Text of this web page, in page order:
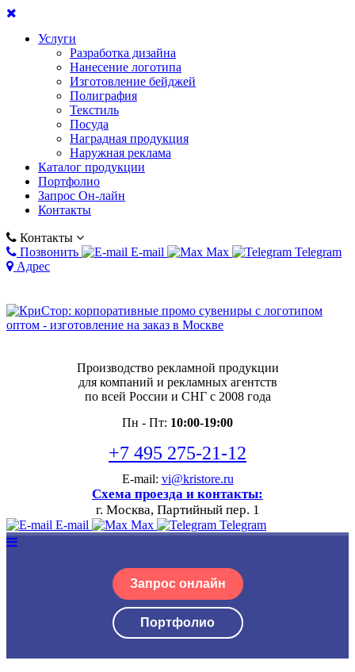
Услуги
Разработка дизайна
Нанесение логотипа
Изготовление бейджей
Полиграфия
Текстиль
Посуда
Наградная продукция
Наружная реклама
Каталог продукции
Портфолио
Запрос Он-лайн
Контакты
Контакты
Позвонить
E-mail Max
Telegram
Адрес
Производство рекламной продукции
для компаний и рекламных агентств
по всей России и СНГ с 2008 года
Пн - Пт: 10:00-19:00
+7 495 275-21-12
E-mail: vi@kristore.ru
Схема проезда и контакты:
г. Москва, Партийный пер. 1
E-mail Max Telegram
Запрос онлайн
Портфолио